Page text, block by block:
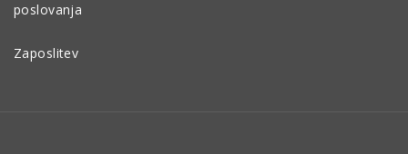
poslovanja
Zaposlitev